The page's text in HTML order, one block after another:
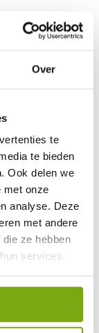
Over
te
te bieden
Ook delen we
met onze
analyse. Deze
met andere
ze hebben
services.
voor een
krijgt, belt
gesprek.
in een
ervaren